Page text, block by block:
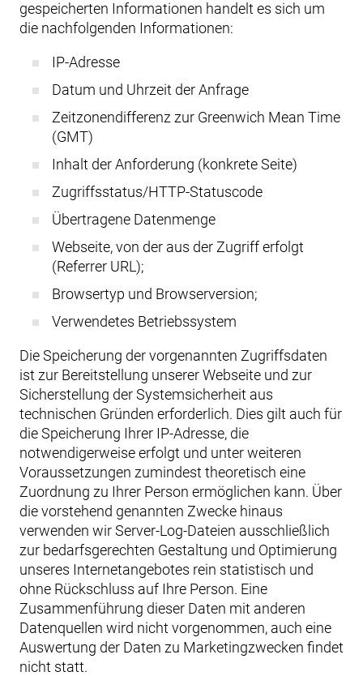
gespeicherten Informationen handelt es sich um
die nachfolgenden Informationen:
IP-Adresse
Datum und Uhrzeit der Anfrage
Zeitzonendifferenz zur Greenwich Mean Time
(GMT)
Inhalt der Anforderung (konkrete Seite)
Zugriffsstatus/HTTP-Statuscode
Übertragene Datenmenge
Webseite, von der aus der Zugriff erfolgt
(Referrer URL);
Browsertyp und Browserversion;
Verwendetes Betriebssystem
Die Speicherung der vorgenannten Zugriffsdaten
ist zur Bereitstellung unserer Webseite und zur
Sicherstellung der Systemsicherheit aus
technischen Gründen erforderlich. Dies gilt auch für
die Speicherung Ihrer IP-Adresse, die
notwendigerweise erfolgt und unter weiteren
Voraussetzungen zumindest theoretisch eine
Zuordnung zu Ihrer Person ermöglichen kann. Über
die vorstehend genannten Zwecke hinaus
verwenden wir Server-Log-Dateien ausschließlich
zur bedarfsgerechten Gestaltung und Optimierung
unseres Internetangebotes rein statistisch und
ohne Rückschluss auf Ihre Person. Eine
Zusammenführung dieser Daten mit anderen
Datenquellen wird nicht vorgenommen, auch eine
Auswertung der Daten zu Marketingzwecken findet
nicht statt.